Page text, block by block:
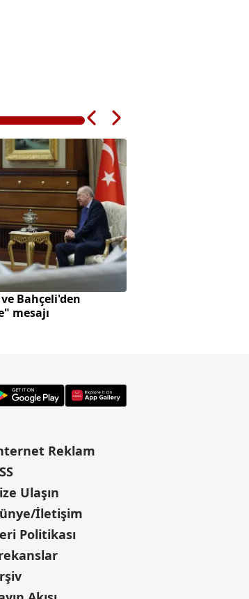
Bahçeli'den
mesajı
Reklam
Ulaşın
İletişim
Politikası